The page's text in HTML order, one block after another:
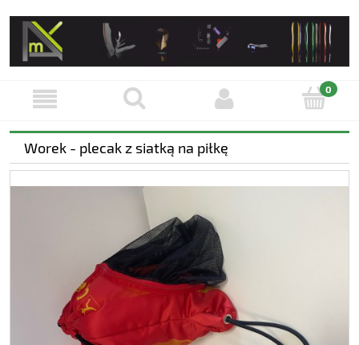
Worek - plecak z siatką na piłkę